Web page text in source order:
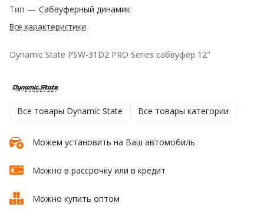
Тип — Сабвуферный динамик
Все характеристики
Dynamic State PSW-31D2 PRO Series сабвуфер 12"
Все товары Dynamic State Все товары категории
Можем установить на Ваш автомобиль
Можно в рассрочку или в кредит
Можно купить оптом